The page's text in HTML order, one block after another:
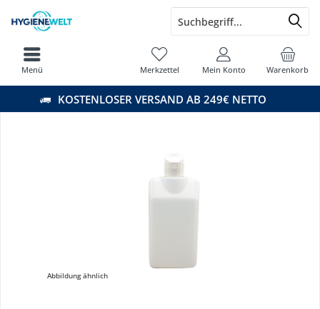
KOSTENLOSER VERSAND AB 249€ NETTO
Warenkorb
Merkzettel Mein Konto
Menü
Abbildung ähnlich